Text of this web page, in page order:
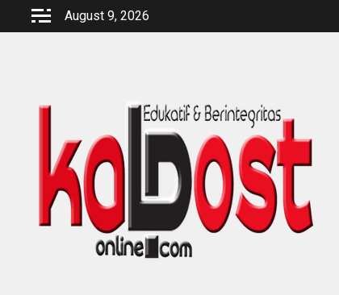
August 9, 2026